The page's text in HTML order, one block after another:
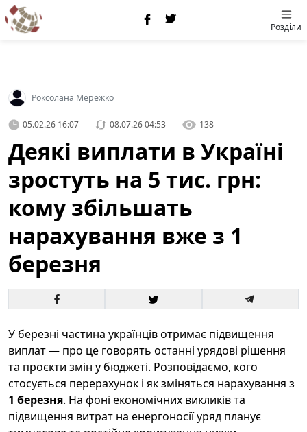
Розділи
Роксолана Мережко
05.02.26 16:07 08.07.26 04:53 138
Деякі виплати в Україні
зростуть на 5 тис. грн:
кому збільшать
нарахування вже з 1
березня
У березні частина українців отримає підвищення
виплат — про це говорять останні урядові рішення
та проєкти змін у бюджеті. Розповідаємо, кого
стосується перерахунок і як зміняться нарахування з
1 березня. На фоні економічних викликів та
підвищення витрат на енергоносії уряд планує